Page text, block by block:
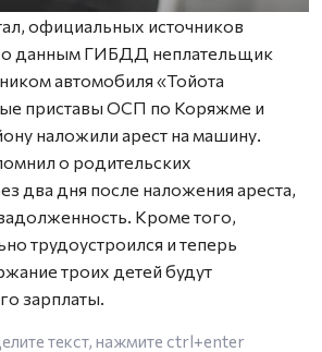
официальных источников
данным ГИБДД неплательщик
автомобиля «Тойота
приставы ОСП по Коряжме и
наложили арест на машину.
о родительских
два дня после наложения ареста,
Кроме того,
трудоустроился и теперь
троих детей будут
зарплаты.
текст, нажмите ctrl+enter